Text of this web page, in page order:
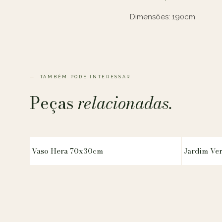
Dimensões: 190cm
TAMBÉM PODE INTERESSAR
Peçasrelacionadas.
Vaso Hera 70x30cm Jardim